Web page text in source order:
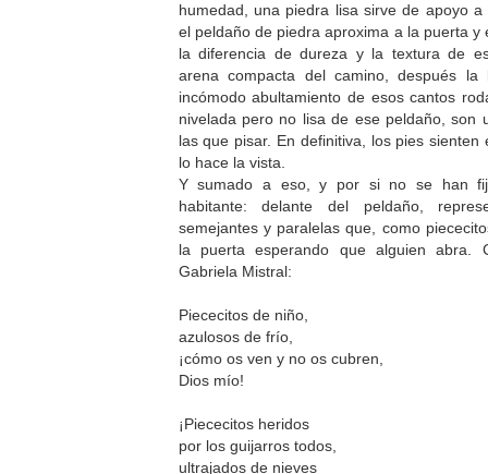
humedad, una piedra lisa sirve de apoyo
el peldaño de piedra aproxima a la puerta y
la diferencia de dureza y la textura de
arena compacta del camino, después
incómodo abultamiento de esos cantos
nivelada pero no lisa de ese peldaño, son
las que pisar. En definitiva, los pies
lo hace la vista.
Y sumado a eso, y por si no se han
habitante: delante del peldaño,
semejantes y paralelas que, como
la puerta esperando que alguien abra.
Gabriela Mistral:
Piececitos de niño,
azulosos de frío,
¡cómo os ven y no os cubren,
Dios mío!
¡Piececitos heridos
por los guijarros todos,
ultrajados de nieves